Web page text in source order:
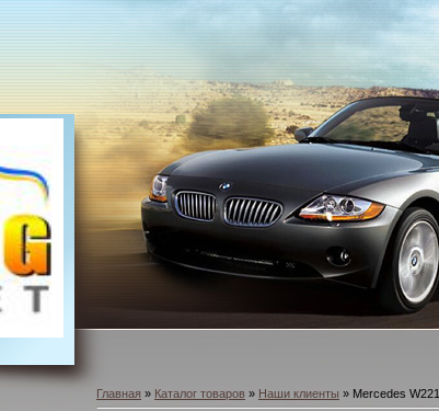
Главная » Каталог товаров » Наши клиенты » Mercedes W221